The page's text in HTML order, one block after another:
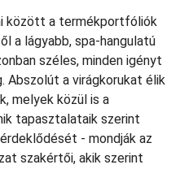
között a termékportfóliók
a lágyabb, spa-hangulatú
széles, minden igényt
Abszolút a virágkorukat élik
melyek közül is a
tapasztalataik szerint
- mondják az
szakértői, akik szerint